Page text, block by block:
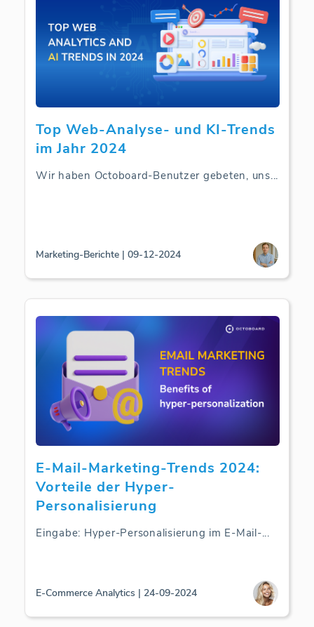
Top Web-Analyse- und KI-Trends
im Jahr 2024
Wir haben Octoboard-Benutzer gebeten, uns...
Marketing-Berichte | 09-12-2024
E-Mail-Marketing-Trends 2024:
Vorteile der Hyper-
Personalisierung
Eingabe: Hyper-Personalisierung im E-Mail-...
E-Commerce Analytics | 24-09-2024